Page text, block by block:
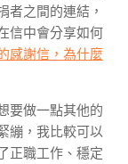
者之間的連結，
信中會分享如何
感謝信，為什麼
要做一點其他的
繃，我比較可以
正職工作、穩定